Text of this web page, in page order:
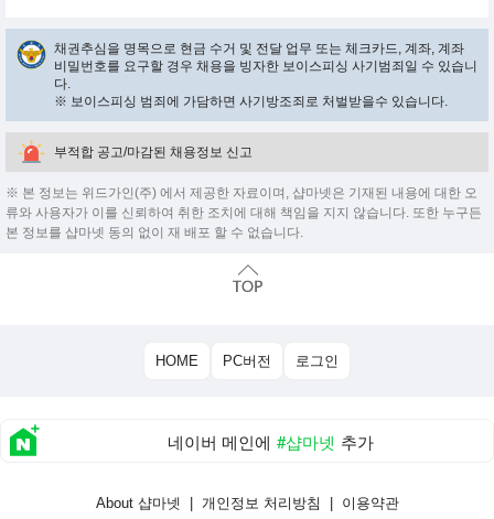
채권추심을 명목으로 현금 수거 및 전달 업무 또는 체크카드, 계좌, 계좌
비밀번호를 요구할 경우 채용을 빙자한 보이스피싱 사기범죄일 수 있습니
다.
※ 보이스피싱 범죄에 가담하면 사기방조죄로 처벌받을수 있습니다.
부적합 공고/마감된 채용정보 신고
※ 본 정보는 위드가인(주) 에서 제공한 자료이며, 샵마넷은 기재된 내용에 대한 오
류와 사용자가 이를 신뢰하여 취한 조치에 대해 책임을 지지 않습니다. 또한 누구든
본 정보를 샵마넷 동의 없이 재 배포 할 수 없습니다.
HOME PC버전 로그인
네이버 메인에 #샵마넷 추가
About 샵마넷 개인정보 처리방침
이용약관